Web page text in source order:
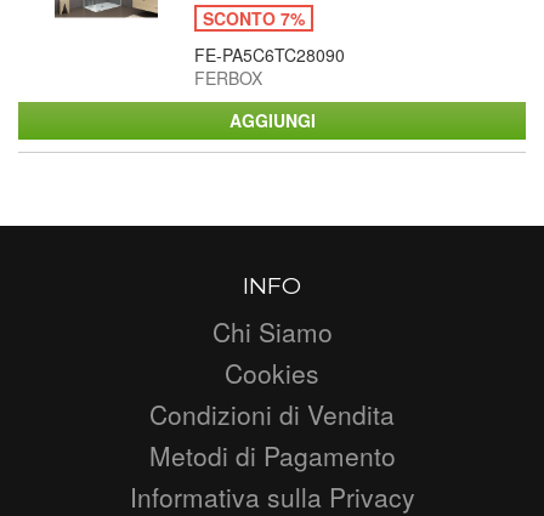
SCONTO 7%
FE-PA5C6TC28090
FERBOX
INFO
Chi Siamo
Cookies
Condizioni di Vendita
Metodi di Pagamento
Informativa sulla Privacy